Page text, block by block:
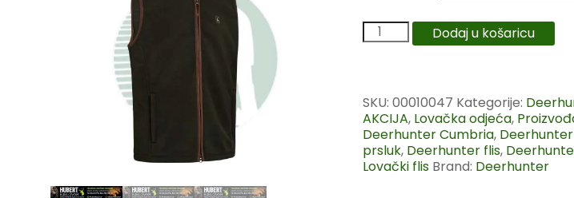
Dodaj u košaricu
SKU: 00010047 Kategorije:
AKCIJA, Lovačka odjeća,
Deerhunter Cumbria,
prsluk, Deerhunter flis,
Lovački flis Brand: Deerhunter